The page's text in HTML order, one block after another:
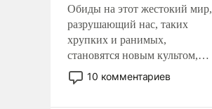
Обиды на этот жестокий мир,
разрушающий нас, таких
хрупких и ранимых,
становятся новым культом,
постепенно вытесняя и
отменяя традиционное
10 комментариев